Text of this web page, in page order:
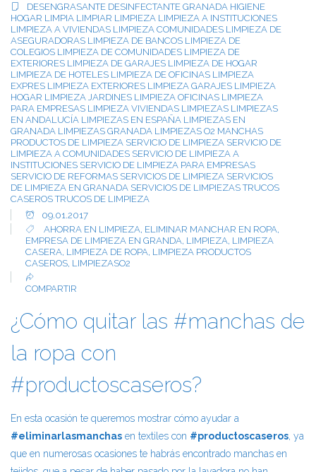
DESENGRASANTE DESINFECTANTE GRANADA HIGIENE
HOGAR LIMPIA LIMPIAR LIMPIEZA LIMPIEZA A INSTITUCIONES
LIMPIEZA A VIVIENDAS LIMPIEZA COMUNIDADES LIMPIEZA DE
ASEGURADORAS LIMPIEZA DE BANCOS LIMPIEZA DE
COLEGIOS LIMPIEZA DE COMUNIDADES LIMPIEZA DE
EXTERIORES LIMPIEZA DE GARAJES LIMPIEZA DE HOGAR
LIMPIEZA DE HOTELES LIMPIEZA DE OFICINAS LIMPIEZA
EXPRES LIMPIEZA EXTERIORES LIMPIEZA GARAJES LIMPIEZA
HOGAR LIMPIEZA JARDINES LIMPIEZA OFICINAS LIMPIEZA
PARA EMPRESAS LIMPIEZA VIVIENDAS LIMPIEZAS LIMPIEZAS
EN ANDALUCÍA LIMPIEZAS EN ESPAÑA LIMPIEZAS EN
GRANADA LIMPIEZAS GRANADA LIMPIEZAS O2 MANCHAS
PRODUCTOS DE LIMPIEZA SERVICIO DE LIMPIEZA SERVICIO DE
LIMPIEZA A COMUNIDADES SERVICIO DE LIMPIEZA A
INSTITUCIONES SERVICIO DE LIMPIEZA PARA EMPRESAS
SERVICIO DE REFORMAS SERVICIOS DE LIMPIEZA SERVICIOS
DE LIMPIEZA EN GRANADA SERVICIOS DE LIMPIEZAS TRUCOS
CASEROS TRUCOS DE LIMPIEZA
09.01.2017
AHORRA EN LIMPIEZA, ELIMINAR MANCHAR EN ROPA,
EMPRESA DE LIMPIEZA EN GRANDA, LIMPIEZA, LIMPIEZA
CASERA, LIMPIEZA DE ROPA, LIMPIEZA PRODUCTOS
CASEROS, LIMPIEZASO2
COMPARTIR
¿Cómo quitar las #manchas de
la ropa con
#productoscaseros?
En esta ocasión te queremos mostrar cómo ayudar a
#eliminarlasmanchas en textiles con #productoscaseros, ya
que en numerosas ocasiones te habrás encontrado manchas en